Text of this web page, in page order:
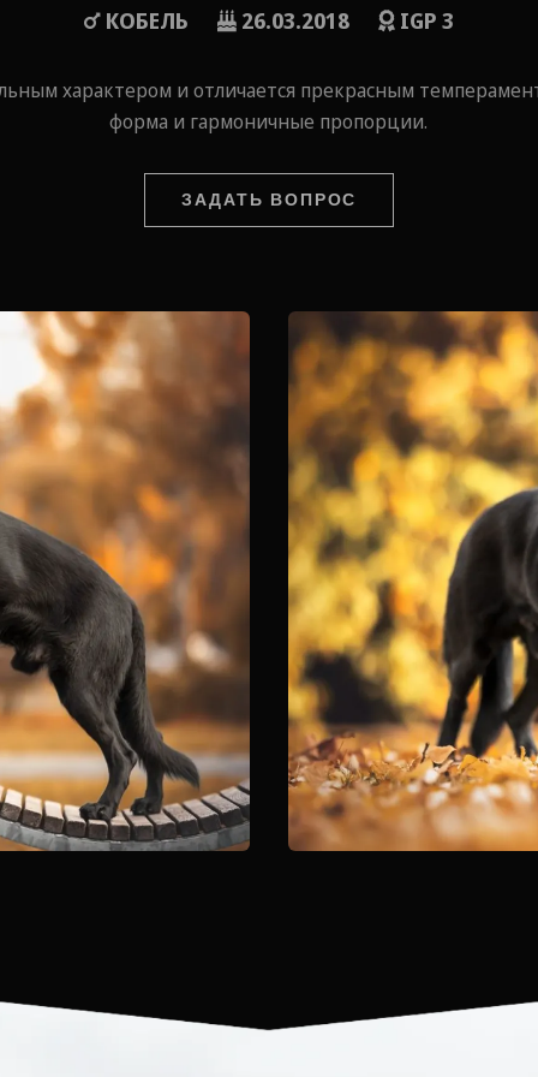
КОБЕЛЬ 26.03.2018 IGP 3
характером и отличается прекрасным
форма и гармоничные пропорции.
ЗАДАТЬ ВОПРОС